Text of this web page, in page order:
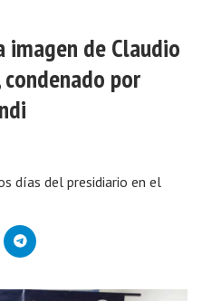
imagen de Claudio
por
días del presidiario en el